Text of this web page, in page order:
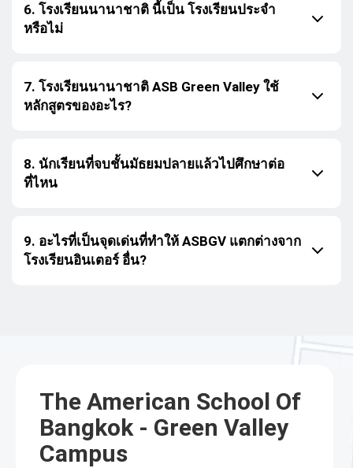
6. โรงเรียนนานาชาติ นี้เป็น โรงเรียนประจำ
หรือไม่
7. โรงเรียนนานาชาติ ASB Green Valley ใช้
หลักสูตรของอะไร?
8. นักเรียนที่จบชั้นมัธยมปลายแล้วไปศึกษาต่อ
ที่ไหน
9. อะไรที่เป็นจุดเด่นที่ทำให้ ASBGV แตกต่างจาก
โรงเรียนอินเตอร์ อื่น?
The American School Of
Bangkok - Green Valley
Campus